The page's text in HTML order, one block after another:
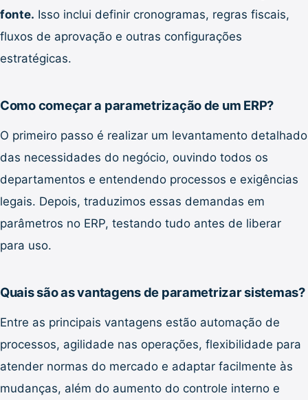
fonte. Isso inclui definir cronogramas, regras fiscais,
fluxos de aprovação e outras configurações
estratégicas.
Como começar a parametrização de um ERP?
O primeiro passo é realizar um levantamento detalhado
das necessidades do negócio, ouvindo todos os
departamentos e entendendo processos e exigências
legais. Depois, traduzimos essas demandas em
parâmetros no ERP, testando tudo antes de liberar
para uso.
Quais são as vantagens de parametrizar sistemas?
Entre as principais vantagens estão automação de
processos, agilidade nas operações, flexibilidade para
atender normas do mercado e adaptar facilmente às
mudanças, além do aumento do controle interno e